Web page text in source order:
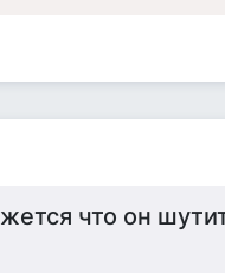
что он